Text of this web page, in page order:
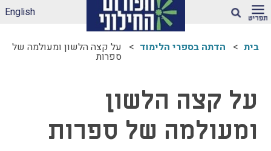
ונטול הדתה
דיווחי הדתה: עדכונים
מהשטח
הדתה בספרי לימוד
English
בית הדתה בספרי הלימוד על קצה הלשון ומעולמה של
ספרות
על קצה הלשון
ומעולמה של ספרות